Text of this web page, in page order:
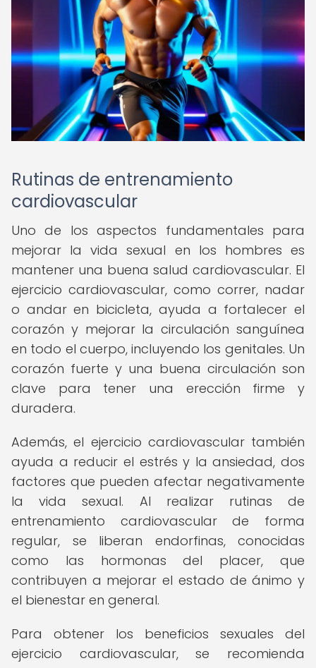
Rutinas de entrenamiento
cardiovascular
Uno de los aspectos fundamentales para
mejorar la vida sexual en los hombres es
mantener una buena salud cardiovascular. El
ejercicio cardiovascular, como correr, nadar
o andar en bicicleta, ayuda a fortalecer el
corazón y mejorar la circulación sanguínea
en todo el cuerpo, incluyendo los genitales. Un
corazón fuerte y una buena circulación son
clave para tener una erección firme y
duradera.
Además, el ejercicio cardiovascular también
ayuda a reducir el estrés y la ansiedad, dos
factores que pueden afectar negativamente
la vida sexual. Al realizar rutinas de
entrenamiento cardiovascular de forma
regular, se liberan endorfinas, conocidas
como las hormonas del placer, que
contribuyen a mejorar el estado de ánimo y
el bienestar en general.
Para obtener los beneficios sexuales del
ejercicio cardiovascular, se recomienda